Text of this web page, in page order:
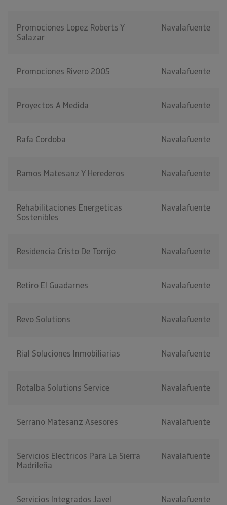
Promociones Lopez Roberts Y
Salazar
Navalafuente
Promociones Rivero 2005 Navalafuente
Proyectos A Medida Navalafuente
Rafa Cordoba Navalafuente
Ramos Matesanz Y Herederos Navalafuente
Rehabilitaciones Energeticas
Sostenibles
Navalafuente
Residencia Cristo De Torrijo Navalafuente
Retiro El Guadarnes Navalafuente
Revo Solutions Navalafuente
Rial Soluciones Inmobiliarias Navalafuente
Rotalba Solutions Service Navalafuente
Serrano Matesanz Asesores Navalafuente
Servicios Electricos Para La Sierra
Madrileña
Navalafuente
Servicios Integrados Javel Navalafuente